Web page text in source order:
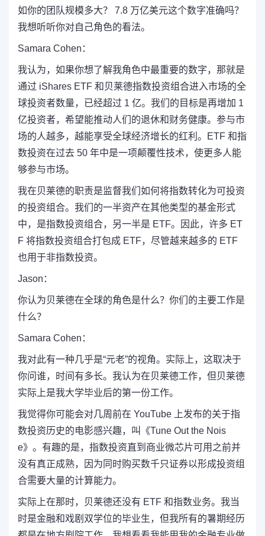
如你的团队规模多大？ 7.8 万亿美元这个数字准确吗？
我想听听你对自己角色的看法。
Samara Cohen：
我认为，如果你想了解我角色中最重要的数字，那就是
通过 iShares ETF 和贝莱德指数投资组合进入市场的全
球投资者数量，已经超过 1 亿。我们的目标是再增加 1
亿投资者，希望能推动人们的退休和财务健康。参与市
场的人越多，越能享受全球经济增长的红利。ETF 和指
数投资在过去 50 年中是一项颠覆性技术，使更多人能
够参与市场。
我在贝莱德的职责是监督我们如何将指数转化为可投资
的投资组合。我们的一半资产在其他类型的基金形式
中，是指数投资组合，另一半是 ETF。因此，许多 ET
F 将指数投资组合打包成 ETF，尽管越来越多的 ETF
也用于非指数投资。
Jason：
你认为贝莱德在全球的角色是什么？你们的主要工作是
什么？
Samara Cohen：
我对此有一种几乎是“元老”的视角。实际上，这取决于
你问谁，时间有多长。我认为在贝莱德工作，但贝莱德
实际上是我大学毕业后的第一份工作。
我觉得你可能会对几周前在 YouTube 上发布的关于指
数投资历史的电影感兴趣，叫《Tune Out the Nois
e》。有趣的是，指数投资直到商业微芯片可用之前并
没有真正成熟，因为同时购买数千只证券以形成投资组
合需要大量的计算能力。
实际上在那时，贝莱德还没有 ETF 和指数业务。我当
时是金融和戏剧双学位的毕业生，但我所有的暑期经历